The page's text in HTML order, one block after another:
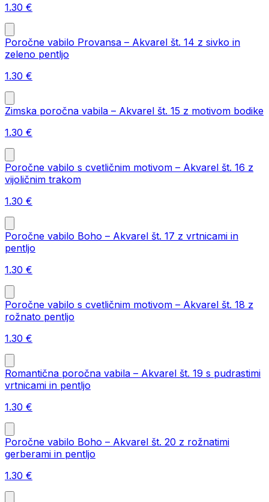
1.30 €
Poročne vabilo Provansa – Akvarel št. 14 z sivko in
zeleno pentljo
1.30 €
Zimska poročna vabila – Akvarel št. 15 z motivom bodike
1.30 €
Poročne vabilo s cvetličnim motivom – Akvarel št. 16 z
vijoličnim trakom
1.30 €
Poročne vabilo Boho – Akvarel št. 17 z vrtnicami in
pentljo
1.30 €
Poročne vabilo s cvetličnim motivom – Akvarel št. 18 z
rožnato pentljo
1.30 €
Romantična poročna vabila – Akvarel št. 19 s pudrastimi
vrtnicami in pentljo
1.30 €
Poročne vabilo Boho – Akvarel št. 20 z rožnatimi
gerberami in pentljo
1.30 €